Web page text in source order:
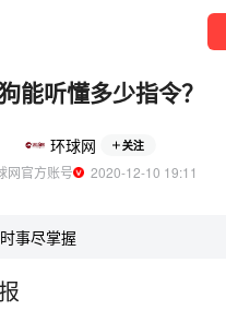
能听懂多少指令？
环球网 关注
网官方账号
  2020-12-10 19:11
事尽掌握